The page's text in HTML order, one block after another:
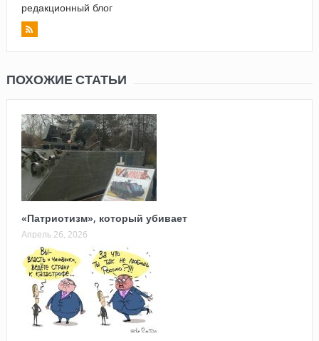
редакционный блог
ПОХОЖИЕ СТАТЬИ
«Патриотизм», который убивает
Апрель 26, 2026